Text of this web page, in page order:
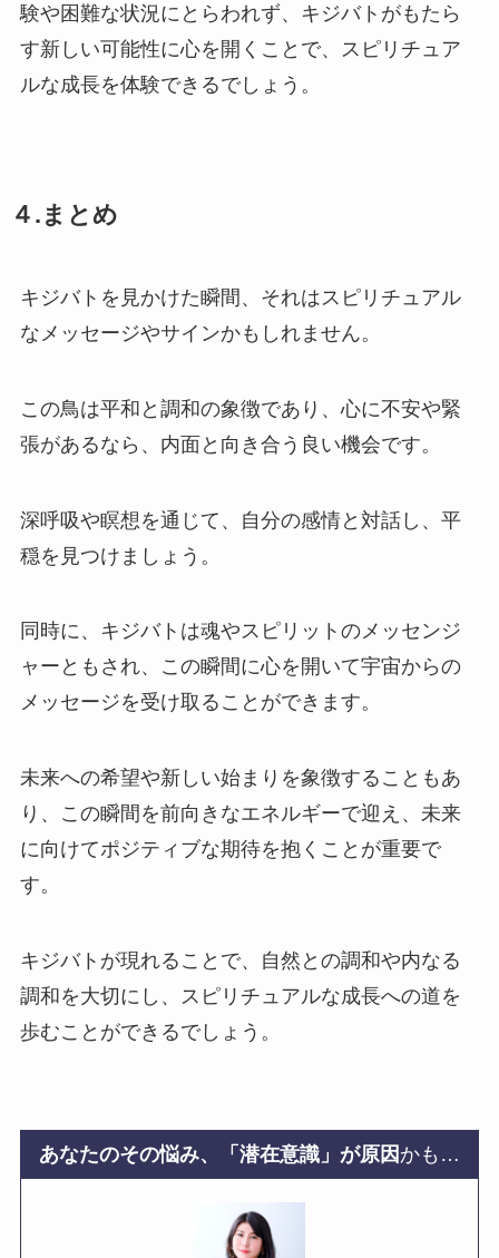
験や困難な状況にとらわれず、キジバトがもたら
す新しい可能性に心を開くことで、スピリチュア
ルな成長を体験できるでしょう。
４.まとめ
キジバトを見かけた瞬間、それはスピリチュアル
なメッセージやサインかもしれません。
この鳥は平和と調和の象徴であり、心に不安や緊
張があるなら、内面と向き合う良い機会です。
深呼吸や瞑想を通じて、自分の感情と対話し、平
穏を見つけましょう。
同時に、キジバトは魂やスピリットのメッセンジ
ャーともされ、この瞬間に心を開いて宇宙からの
メッセージを受け取ることができます。
未来への希望や新しい始まりを象徴することもあ
り、この瞬間を前向きなエネルギーで迎え、未来
に向けてポジティブな期待を抱くことが重要で
す。
キジバトが現れることで、自然との調和や内なる
調和を大切にし、スピリチュアルな成長への道を
歩むことができるでしょう。
あなたのその悩み、「潜在意識」が原因 かも…